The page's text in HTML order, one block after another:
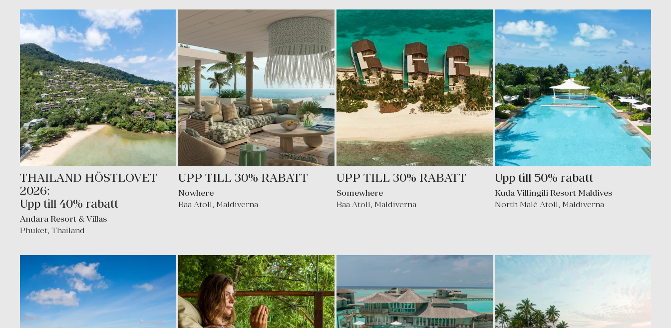
THAILAND HÖSTLOVET
2026:
Upp till 40% rabatt
Andara Resort & Villas
Phuket, Thailand
UPP TILL 30% RABATT
Nowhere
Baa Atoll, Maldiverna
UPP TILL 30% RABATT
Somewhere
Baa Atoll, Maldiverna
Upp till 50% rabatt
Kuda Villingili Resort Maldives
North Malé Atoll, Maldiverna